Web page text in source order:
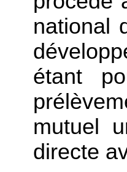
national
étant
mutuel
directe